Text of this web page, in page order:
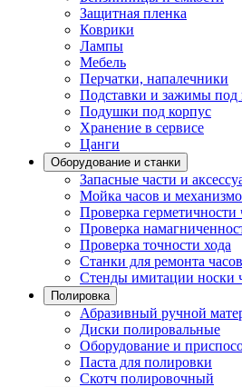
Защитная пленка
Коврики
Лампы
Мебель
Перчатки, напалечники
Подставки и зажимы под
Подушки под корпус
Хранение в сервисе
Цанги
Оборудование и станки
Запасные части и
Мойка часов и
Проверка герметичности
Проверка
Проверка точности хода
Станки для ремонта
Стенды имитации носки
Полировка
Абразивный ручной
Диски полировальные
Оборудование и
Паста для полировки
Скотч полировочный